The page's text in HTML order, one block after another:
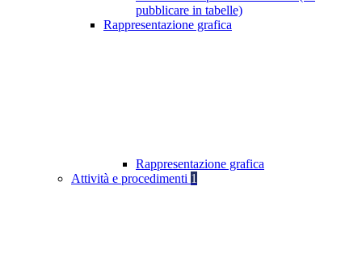
pubblicare in tabelle)
Rappresentazione grafica
Rappresentazione grafica
Attività e procedimenti 1